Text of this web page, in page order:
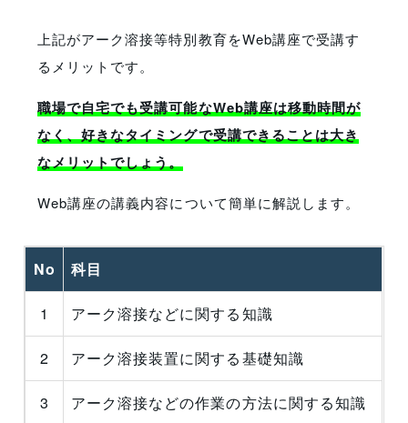
上記がアーク溶接等特別教育をWeb講座で受講す
るメリットです。
職場で自宅でも受講可能なWeb講座は移動時間が
なく、好きなタイミングで受講できることは大き
なメリットでしょう。
Web講座の講義内容について簡単に解説します。
No 科目
1 アーク溶接などに関する知識
2 アーク溶接装置に関する基礎知識
3 アーク溶接などの作業の方法に関する知識